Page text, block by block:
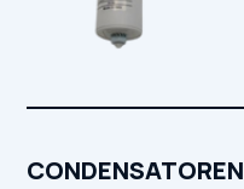
CONDENSATOREN